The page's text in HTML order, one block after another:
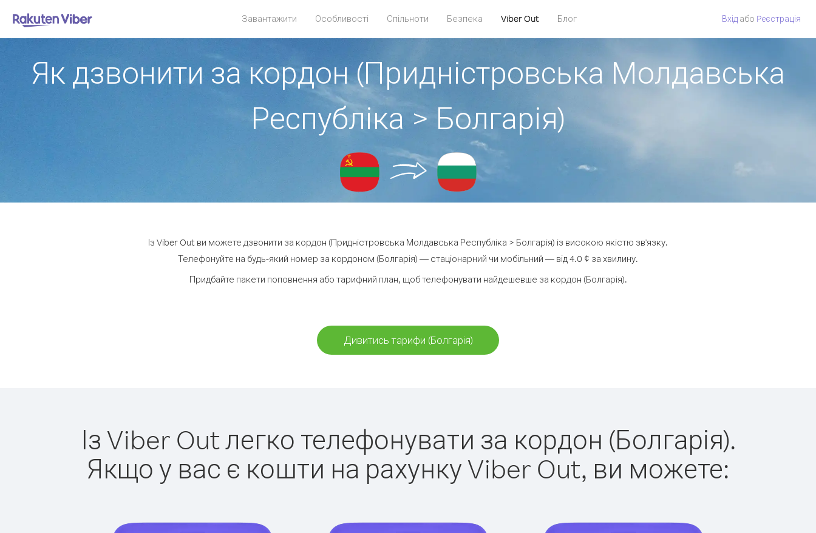
Завантажити Особливості Спільноти Безпека Viber Out Блог Вхід або Pеєстрація
Як дзвонити за кордон (Придністровська Молдавська
Республіка > Болгарія)
Із Viber Out ви можете дзвонити за кордон (Придністровська Молдавська Республіка > Болгарія) із високою якістю зв'язку.
Телефонуйте на будь-який номер за кордоном (Болгарія) — стаціонарний чи мобільний — від 4.0 ¢ за хвилину.
Придбайте пакети поповнення або тарифний план, щоб телефонувати найдешевше за кордон (Болгарія).
Дивитись тарифи (Болгарія)
Із Viber Out легко телефонувати за кордон (Болгарія).
Якщо у вас є кошти на рахунку Viber Out, ви можете: